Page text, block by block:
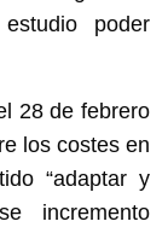
poder
28 de febrero
los costes en
“adaptar y
incremento